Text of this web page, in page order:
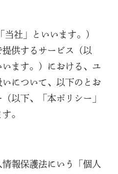
社」といいます。）
供するサービス（以
います。）における、ユ
について、以下のとお
以下、「本ポリシー」
。
情報保護法にいう「個人